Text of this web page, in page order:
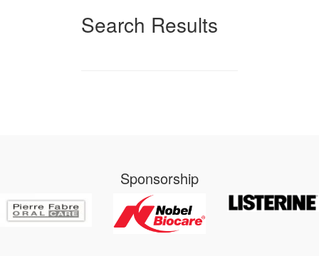
Search Results
Sponsorship